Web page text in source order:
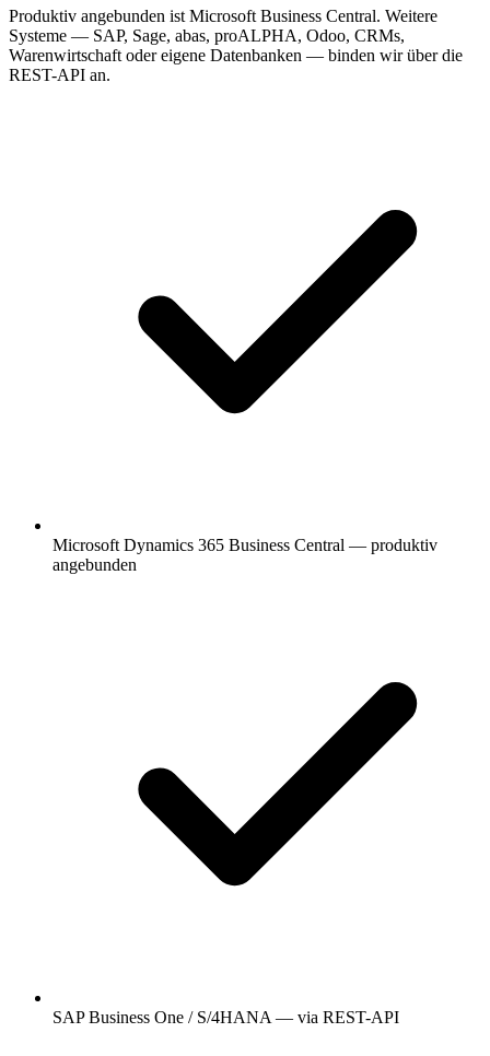
Produktiv angebunden ist Microsoft Business Central. Weitere
Systeme — SAP, Sage, abas, proALPHA, Odoo, CRMs,
Warenwirtschaft oder eigene Datenbanken — binden wir über die
REST-API an.
Microsoft Dynamics 365 Business Central — produktiv
angebunden
SAP Business One / S/4HANA — via REST-API